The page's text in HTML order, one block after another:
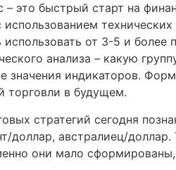
это быстрый старт на
использовать от 3-5 и
анализа – какую
значения индикаторов.
торговли в будущем.
стратегий сегодня
доллар, австралиец/
они мало